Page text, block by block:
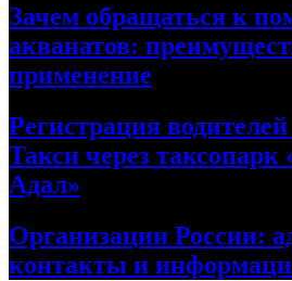
Зачем обращаться к
акванатов:
применение
Регистрация
Такси через
Адал»
Организации России:
контакты и